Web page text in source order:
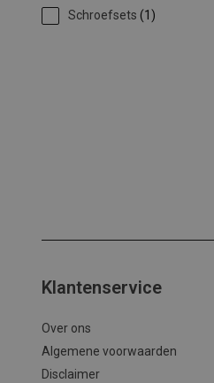
Schroefsets (1)
Klantenservice
Over ons
Algemene voorwaarden
Disclaimer